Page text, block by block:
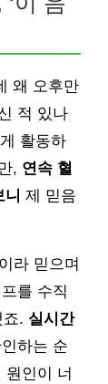
왜 오후만
적 있나
활동하
, 연속 혈
제 믿음
라 믿으며
를 수직
죠. 실시간
하는 순
원인이 너